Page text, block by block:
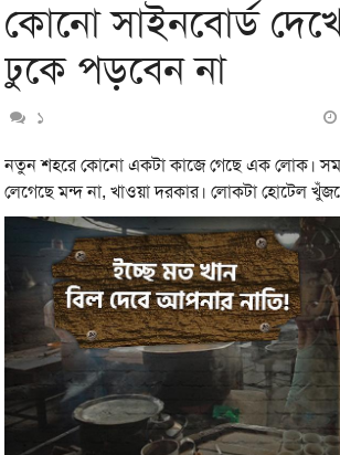
কোনো সাইনবোর্ড
ঢুকে পড়বেন না
১
নতুন শহরে কোনো একটা কাজে গেছে এক লোক।
লেগেছে মন্দ না, খাওয়া দরকার। লোকটা হোটেল